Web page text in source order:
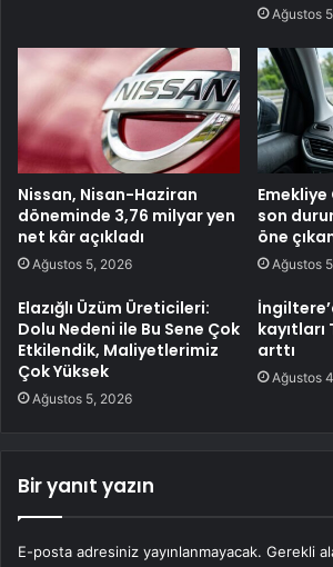
Ağustos
Nissan, Nisan-Haziran
döneminde 3,76 milyar yen
net kâr açıkladı
Ağustos 5, 2026
son
öne
Ağustos
Elazığlı Üzüm Üreticileri:
Dolu Nedeni ile Bu Sene Çok
Etkilendik, Maliyetlerimiz
Çok Yüksek
Ağustos 5, 2026
kayıtları
arttı
Ağustos
Bir yanıt yazın
E-posta adresiniz yayınlanmayacak. Gerekli